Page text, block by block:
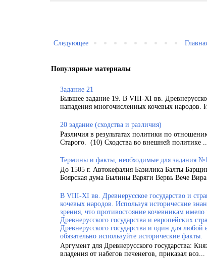
Следующее
Популярные материалы
Задание 21
Бывшее задание 19. В VIII-XI вв.
нападения многочисленных кочевых народов.
20 задание (сходства и различия)
Различия в результатах политики по
Старого. (10) Сходства во внешней политике ...
Термины и факты, необходимые для задания
До 1505 г. Автокефалия Базилика Балты
Боярская дума Былины Варяги Вервь Вече
В VIII-XI вв. Древнерусское государство и
кочевых народов. Используя исторические
зрения, что противостояние кочевникам
Древнерусского государства и европейских
Древнерусского государства и один для
обязательно используйте исторические факты.
Аргумент для Древнерусского государства:
владения от набегов печенегов, приказал воз...